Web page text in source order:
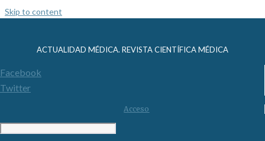
Skip to content
ACTUALIDAD MÉDICA. REVISTA CIENTÍFICA MÉDICA
Facebook
Twitter
Acceso